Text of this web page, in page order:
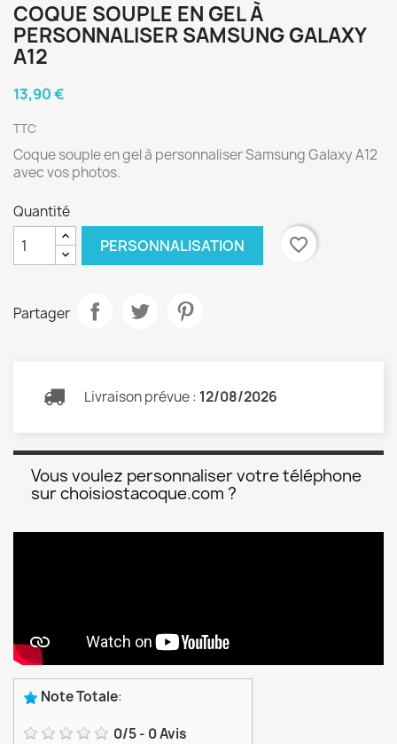
COQUE SOUPLE EN GEL À
PERSONNALISER SAMSUNG GALAXY
A12
13,90 €
TTC
Coque souple en gel à personnaliser Samsung Galaxy A12
avec vos photos.
Quantité
PERSONNALISATION favorite_border
Partager
Livraison prévue : 12/08/2026
Vous voulez personnaliser votre téléphone
sur choisiostacoque.com ?
Note Totale:
0/5- 0Avis